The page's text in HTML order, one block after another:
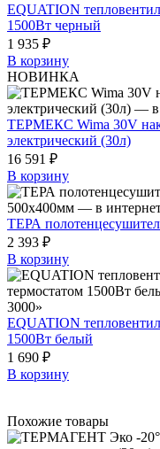
EQUATION
1500Вт черный
1 935 ₽
В корзину
НОВИНКА
ТЕРМЕКС Wima 30V
электрический (30л)
16 591 ₽
В корзину
ТЕРА
2 393 ₽
В корзину
EQUATION
1500Вт белый
1 690 ₽
В корзину
Похожие товары